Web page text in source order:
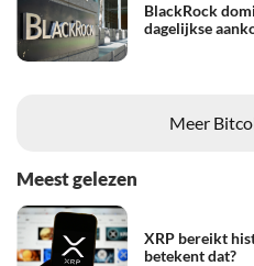
BlackRock
dagelijkse
Meer
Meest gelezen
XRP bereikt
betekent dat?